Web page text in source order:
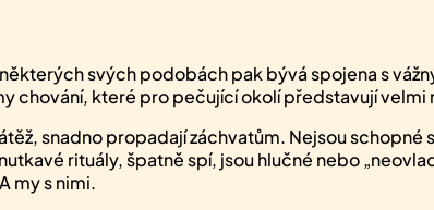
svých podobách pak bývá spojena s
chování, které pro pečující okolí představují velmi
snadno propadají záchvatům. Nejsou schopné
rituály, špatně spí, jsou hlučné nebo
my s nimi.